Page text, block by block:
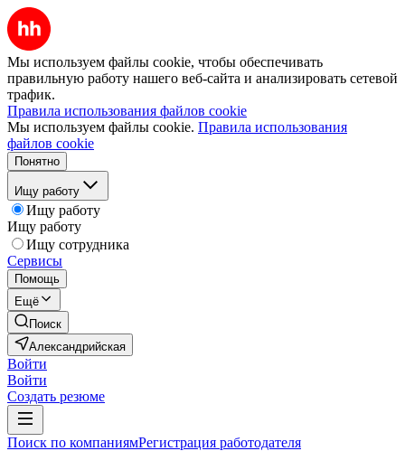
Мы используем файлы cookie, чтобы обеспечивать
правильную работу нашего веб-сайта и анализировать сетевой
трафик.
Правила использования файлов cookie
Мы используем файлы cookie. Правила использования
файлов cookie
Понятно
Ищу работу
Ищу работу
Ищу работу
Ищу сотрудника
Сервисы
Помощь
Ещё
Поиск
Александрийская
Войти
Войти
Создать резюме
Поиск по компаниямРегистрация работодателя